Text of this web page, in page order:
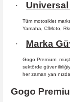
·
Tüm motosiklet
Yamaha, CfMoto,
· Marka
Gogo Premium,
sektörde
her zaman
Gogo